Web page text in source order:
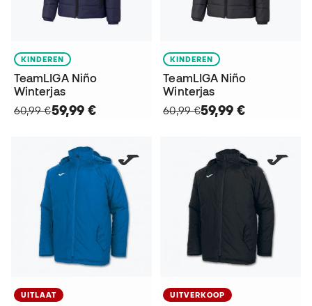
KINDEREN
TeamLIGA Niño
Winterjas
60,99 €59,99 €
KINDEREN
TeamLIGA Niño
Winterjas
60,99 €59,99 €
UITLAAT UITVERKOOP